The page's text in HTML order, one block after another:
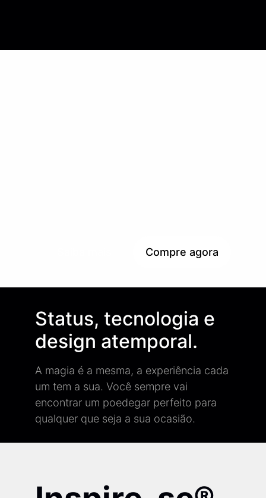
Compre agora
Status, tecnologia e
design atemporal.
A magia é a mesma, a experiência cada
um tem a sua. Você sempre vai
encontrar um poedegar perfeito para
qualquer que seja a sua ocasião.